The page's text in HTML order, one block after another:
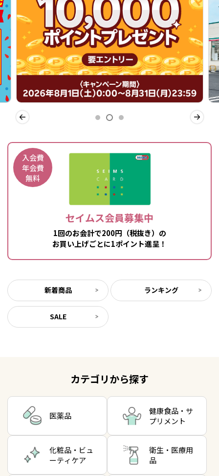
入会費
年会費
無料
セイムス会員募集中
1回のお会計で200円（税抜き）の
お買い上げごとに1ポイント進呈！
新着商品 ランキング
SALE
カテゴリから探す
医薬品
健康食品・サ
プリメント
化粧品・ビュ
ーティケア
衛生・医療用
品